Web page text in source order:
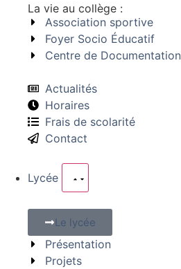
La vie au collège :
Association sportive
Foyer Socio Éducatif
Centre de Documentation
Actualités
Horaires
Frais de scolarité
Contact
Lycée
Le lycée
Présentation
Projets